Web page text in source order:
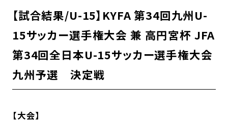
【試合結果/U-15】KYFA 第34回九州U-
15サッカー選手権大会 兼 高円宮杯 JFA
第34回全日本U-15サッカー選手権大会
九州予選 決定戦
【大会】